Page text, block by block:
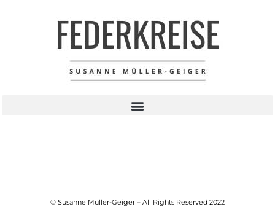
Logo Federkreise
© Susanne Müller-Geiger – All Rights Reserved 2022